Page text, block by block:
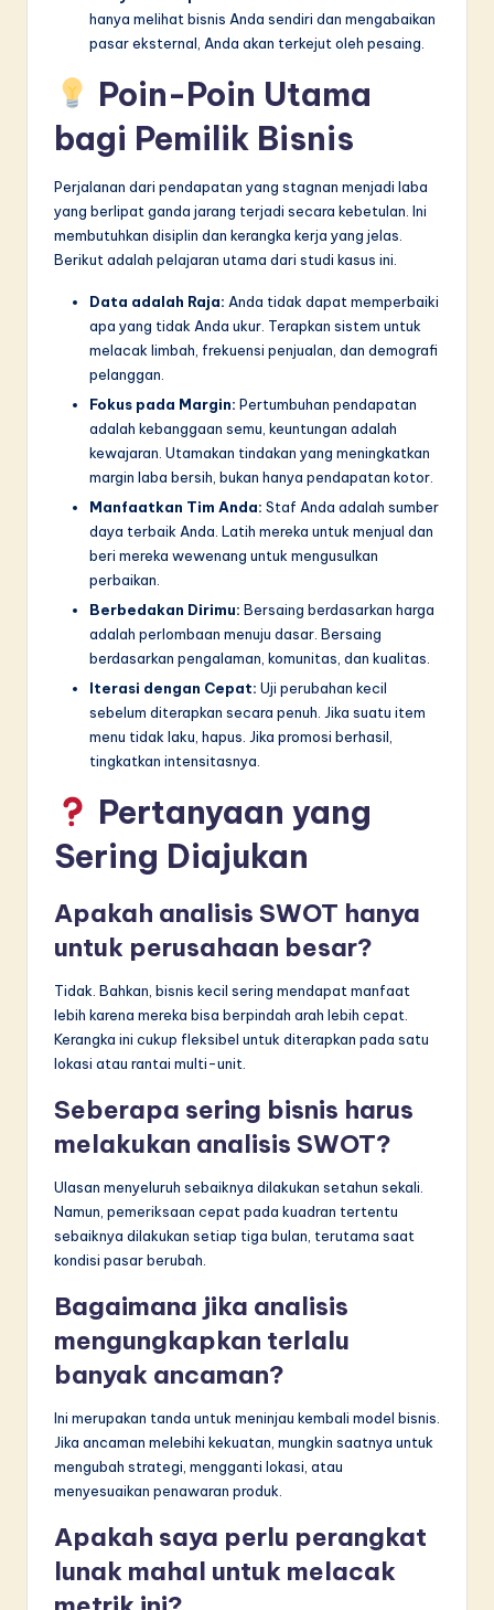
hanya melihat bisnis Anda sendiri dan mengabaikan
pasar eksternal, Anda akan terkejut oleh pesaing.
Poin-Poin Utama
bagi Pemilik Bisnis
Perjalanan dari pendapatan yang stagnan menjadi laba
yang berlipat ganda jarang terjadi secara kebetulan. Ini
membutuhkan disiplin dan kerangka kerja yang jelas.
Berikut adalah pelajaran utama dari studi kasus ini.
Data adalah Raja: Anda tidak dapat memperbaiki
apa yang tidak Anda ukur. Terapkan sistem untuk
melacak limbah, frekuensi penjualan, dan demografi
pelanggan.
Fokus pada Margin: Pertumbuhan pendapatan
adalah kebanggaan semu, keuntungan adalah
kewajaran. Utamakan tindakan yang meningkatkan
margin laba bersih, bukan hanya pendapatan kotor.
Manfaatkan Tim Anda: Staf Anda adalah sumber
daya terbaik Anda. Latih mereka untuk menjual dan
beri mereka wewenang untuk mengusulkan
perbaikan.
Berbedakan Dirimu: Bersaing berdasarkan harga
adalah perlombaan menuju dasar. Bersaing
berdasarkan pengalaman, komunitas, dan kualitas.
Iterasi dengan Cepat: Uji perubahan kecil
sebelum diterapkan secara penuh. Jika suatu item
menu tidak laku, hapus. Jika promosi berhasil,
tingkatkan intensitasnya.
Pertanyaan yang
Sering Diajukan
Apakah analisis SWOT hanya
untuk perusahaan besar?
Tidak. Bahkan, bisnis kecil sering mendapat manfaat
lebih karena mereka bisa berpindah arah lebih cepat.
Kerangka ini cukup fleksibel untuk diterapkan pada satu
lokasi atau rantai multi-unit.
Seberapa sering bisnis harus
melakukan analisis SWOT?
Ulasan menyeluruh sebaiknya dilakukan setahun sekali.
Namun, pemeriksaan cepat pada kuadran tertentu
sebaiknya dilakukan setiap tiga bulan, terutama saat
kondisi pasar berubah.
Bagaimana jika analisis
mengungkapkan terlalu
banyak ancaman?
Ini merupakan tanda untuk meninjau kembali model bisnis.
Jika ancaman melebihi kekuatan, mungkin saatnya untuk
mengubah strategi, mengganti lokasi, atau
menyesuaikan penawaran produk.
Apakah saya perlu perangkat
lunak mahal untuk melacak